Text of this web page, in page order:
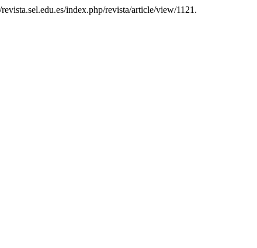
index.php/revista/article/view/1121.